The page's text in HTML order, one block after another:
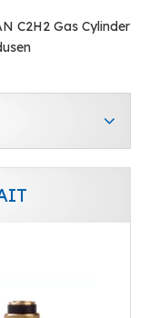
C2H2 Gas Cylinder